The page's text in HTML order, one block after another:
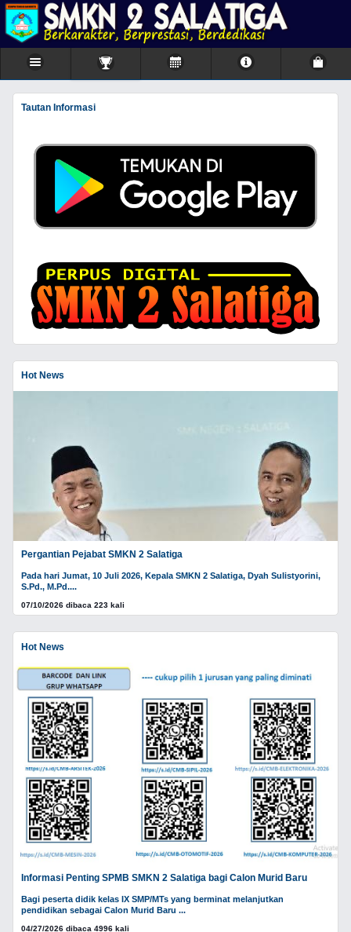
Tautan Informasi
Hot News
Pergantian Pejabat SMKN 2 Salatiga
Pada hari Jumat, 10 Juli 2026, Kepala SMKN 2 Salatiga, Dyah Sulistyorini,
S.Pd., M.Pd....
07/10/2026 dibaca 223 kali
Hot News
Informasi Penting SPMB SMKN 2 Salatiga bagi Calon Murid Baru
Bagi peserta didik kelas IX SMP/MTs yang berminat melanjutkan
pendidikan sebagai Calon Murid Baru ...
04/27/2026 dibaca 4996 kali